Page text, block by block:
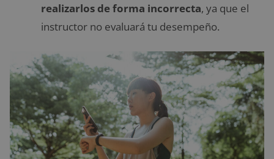
realizarlos de forma incorrecta, ya que el
instructor no evaluará tu desempeño.